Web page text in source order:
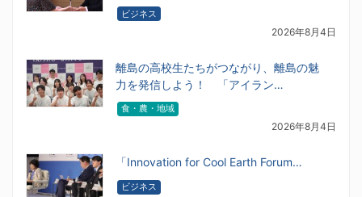
ビジネス
2026年8月4日
離島の高校生たちがつながり、離島の魅
力を発信しよう！ 「アイラン…
食・農・地域
2026年8月4日
「Innovation for Cool Earth Forum…
ビジネス